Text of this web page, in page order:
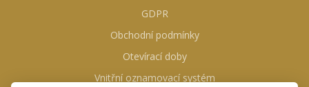
GDPR
Obchodní podmínky
Otevírací doby
Vnitřní oznamovací systém